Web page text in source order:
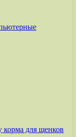
для щенков